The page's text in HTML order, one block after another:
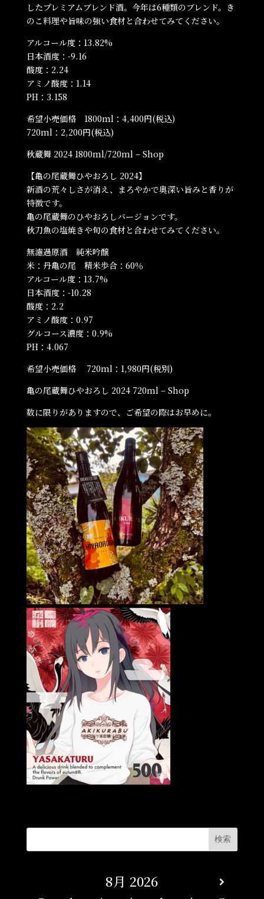
したプレミアムブレンド酒。今年は6種類のブレンド。き
のこ料理や旨味の強い食材と合わせてみてください。
アルコール度：13.82%
日本酒度：-9.16
酸度：2.24
アミノ酸度：1.14
PH：3.158
希望小売価格 1800ml：4,400円(税込)
720ml：2,200円(税込)
秋蔵舞 2024 1800ml/720ml – Shop
【亀の尾蔵舞ひやおろし 2024】
新酒の荒々しさが消え、まろやかで奥深い旨みと香りが
特徴です。
亀の尾蔵舞のひやおろしバージョンです。
秋刀魚の塩焼きや旬の食材と合わせてみてください。
無濾過原酒 純米吟醸
米：丹亀の尾 精米歩合：60％
アルコール度：13.7%
日本酒度：-10.28
酸度：2.2
アミノ酸度：0.97
グルコース濃度：0.9%
PH：4.067
希望小売価格 720ml：1,980円(税別)
亀の尾蔵舞ひやおろし 2024 720ml – Shop
数に限りがありますので、ご希望の際はお早めに。
8月 2026